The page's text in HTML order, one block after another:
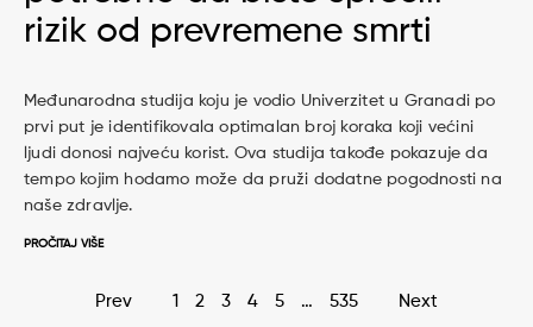
rizik od prevremene smrti
Međunarodna studija koju je vodio Univerzitet u Granadi po
prvi put je identifikovala optimalan broj koraka koji većini
ljudi donosi najveću korist. Ova studija takođe pokazuje da
tempo kojim hodamo može da pruži dodatne pogodnosti na
naše zdravlje.
PROČITAJ VIŠE
Page
Prev 1 2 3 4 5 … 535 Next